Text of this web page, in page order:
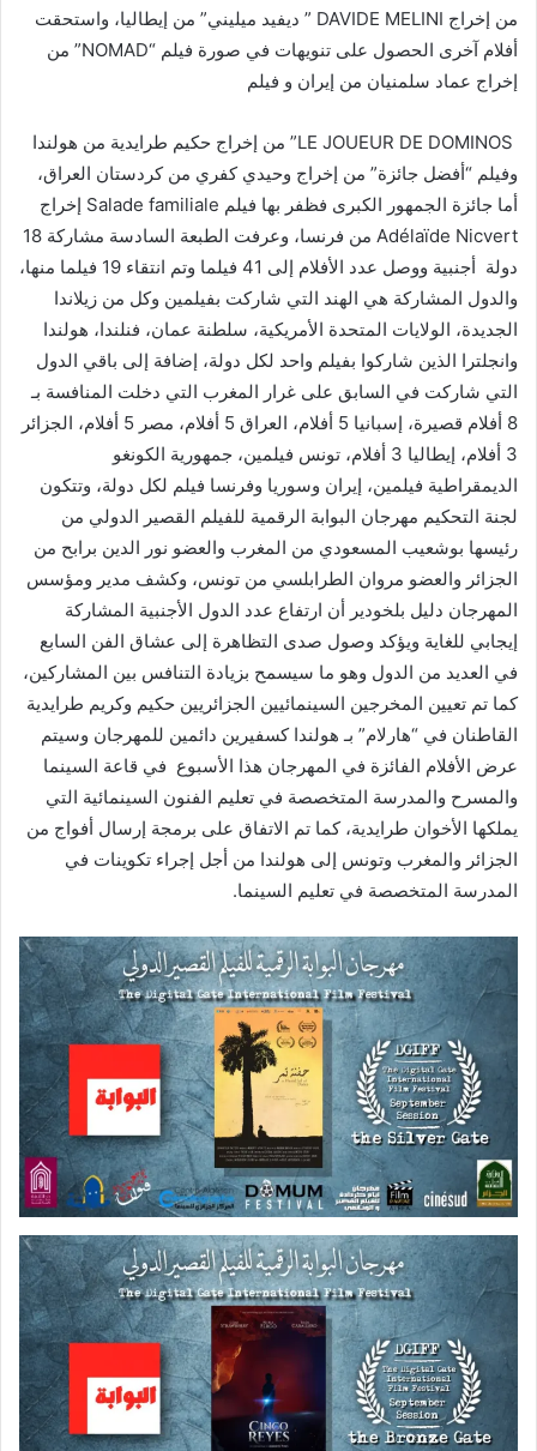
من إخراج DAVIDE MELINI ” ديفيد ميليني” من إيطاليا، واستحقت
أفلام آخرى الحصول على تنويهات في صورة فيلم “NOMAD” من
إخراج عماد سلمنيان من إيران و فيلم
LE JOUEUR DE DOMINOS” من إخراج حكيم طرايدية من هولندا
وفيلم “أفضل جائزة” من إخراج وحيدي كفري من كردستان العراق،
أما جائزة الجمهور الكبرى فظفر بها فيلم Salade familiale إخراج
Adélaïde Nicvert من فرنسا، وعرفت الطبعة السادسة مشاركة 18
دولة أجنبية ووصل عدد الأفلام إلى 41 فيلما وتم انتقاء 19 فيلما منها،
والدول المشاركة هي الهند التي شاركت بفيلمين وكل من زيلاندا
الجديدة، الولايات المتحدة الأمريكية، سلطنة عمان، فنلندا، هولندا
وانجلترا الذين شاركوا بفيلم واحد لكل دولة، إضافة إلى باقي الدول
التي شاركت في السابق على غرار المغرب التي دخلت المنافسة بـ
8 أفلام قصيرة، إسبانيا 5 أفلام، العراق 5 أفلام، مصر 5 أفلام، الجزائر
3 أفلام، إيطاليا 3 أفلام، تونس فيلمين، جمهورية الكونغو
الديمقراطية فيلمين، إيران وسوريا وفرنسا فيلم لكل دولة، وتتكون
لجنة التحكيم مهرجان البوابة الرقمية للفيلم القصير الدولي من
رئيسها بوشعيب المسعودي من المغرب والعضو نور الدين برابح من
الجزائر والعضو مروان الطرابلسي من تونس، وكشف مدير ومؤسس
المهرجان دليل بلخودير أن ارتفاع عدد الدول الأجنبية المشاركة
إيجابي للغاية ويؤكد وصول صدى التظاهرة إلى عشاق الفن السابع
في العديد من الدول وهو ما سيسمح بزيادة التنافس بين المشاركين،
كما تم تعيين المخرجين السينمائيين الجزائريين حكيم وكريم طرايدية
القاطنان في “هارلام” بـ هولندا كسفيرين دائمين للمهرجان وسيتم
عرض الأفلام الفائزة في المهرجان هذا الأسبوع في قاعة السينما
والمسرح والمدرسة المتخصصة في تعليم الفنون السينمائية التي
يملكها الأخوان طرايدية، كما تم الاتفاق على برمجة إرسال أفواج من
الجزائر والمغرب وتونس إلى هولندا من أجل إجراء تكوينات في
المدرسة المتخصصة في تعليم السينما.